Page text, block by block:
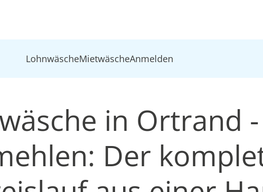
LohnwäscheMietwäscheAnmelden
in Ortrand -
Der